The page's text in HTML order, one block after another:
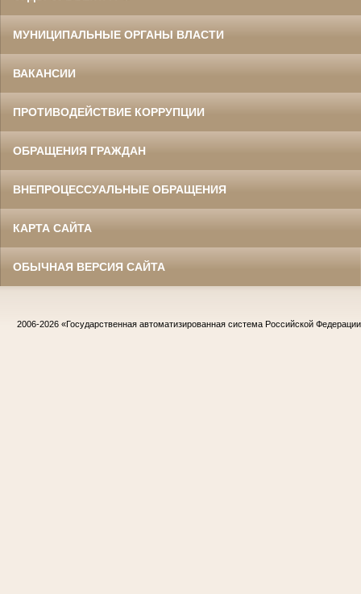
МУНИЦИПАЛЬНЫЕ ОРГАНЫ ВЛАСТИ
ВАКАНСИИ
ПРОТИВОДЕЙСТВИЕ КОРРУПЦИИ
ОБРАЩЕНИЯ ГРАЖДАН
ВНЕПРОЦЕССУАЛЬНЫЕ ОБРАЩЕНИЯ
КАРТА САЙТА
ОБЫЧНАЯ ВЕРСИЯ САЙТА
2006-2026 «Государственная автоматизированная система Российской